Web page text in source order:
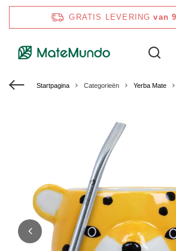
GRATIS LEVERING van
Startpagina Categorieën Yerba Mate